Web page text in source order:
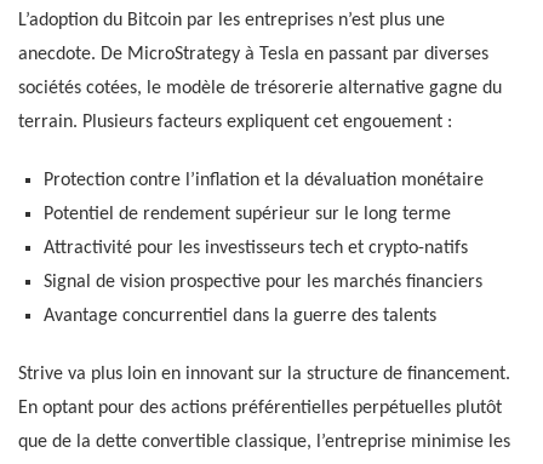
L’adoption du Bitcoin par les entreprises n’est plus une
anecdote. De MicroStrategy à Tesla en passant par diverses
sociétés cotées, le modèle de trésorerie alternative gagne du
terrain. Plusieurs facteurs expliquent cet engouement :
Protection contre l’inflation et la dévaluation monétaire
Potentiel de rendement supérieur sur le long terme
Attractivité pour les investisseurs tech et crypto-natifs
Signal de vision prospective pour les marchés financiers
Avantage concurrentiel dans la guerre des talents
Strive va plus loin en innovant sur la structure de financement.
En optant pour des actions préférentielles perpétuelles plutôt
que de la dette convertible classique, l’entreprise minimise les